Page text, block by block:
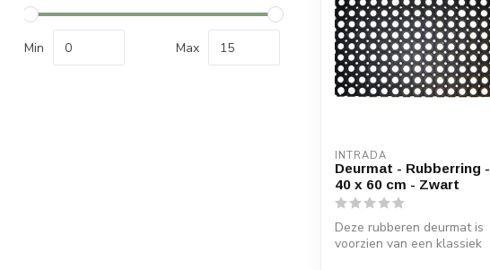
Min Max
INTRADA
Deurmat - Rubberring -
40 x 60 cm - Zwart
Deze rubberen deurmat is
voorzien van een klassiek